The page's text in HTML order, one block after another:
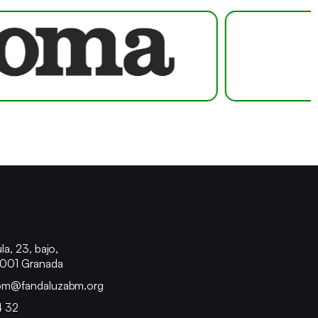
23, bajo,
Granada
32